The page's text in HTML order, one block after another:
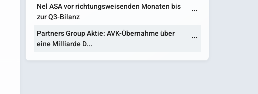
Nel ASA vor richtungsweisenden Monaten bis
zur Q3-Bilanz
Partners Group Aktie: AVK-Übernahme über
eine Milliarde D...